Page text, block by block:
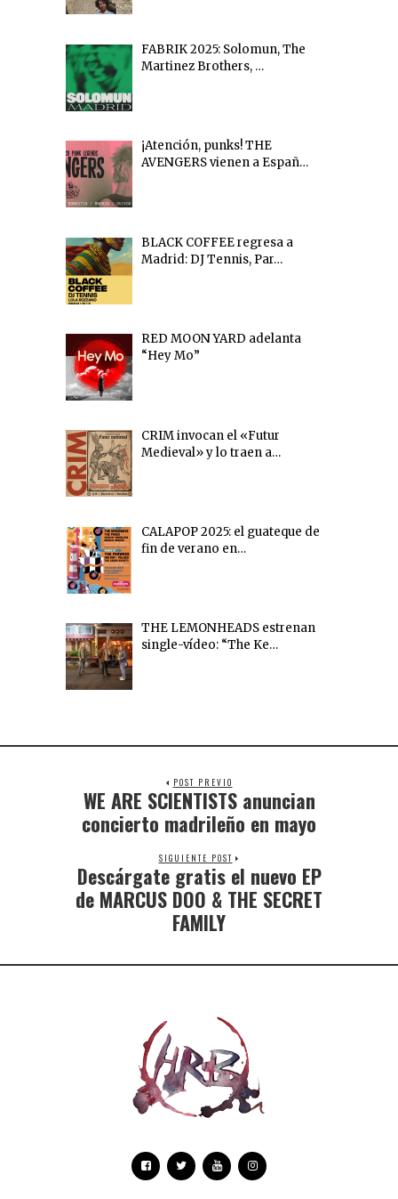
FABRIK 2025: Solomun, The
Martinez Brothers, …
¡Atención, punks! THE
AVENGERS vienen a Españ…
BLACK COFFEE regresa a
Madrid: DJ Tennis, Par…
RED MOON YARD adelanta
“Hey Mo”
CRIM invocan el «Futur
Medieval» y lo traen a…
CALAPOP 2025: el guateque de
fin de verano en…
THE LEMONHEADS estrenan
single-vídeo: “The Ke…
POST PREVIO
WE ARE SCIENTISTS anuncian
concierto madrileño en mayo
SIGUIENTE POST
Descárgate gratis el nuevo EP
de MARCUS DOO & THE SECRET
FAMILY